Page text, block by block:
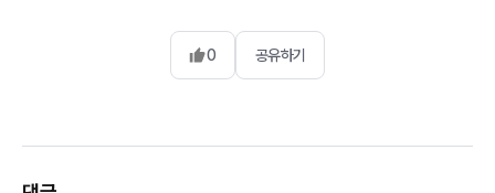
0 공유하기